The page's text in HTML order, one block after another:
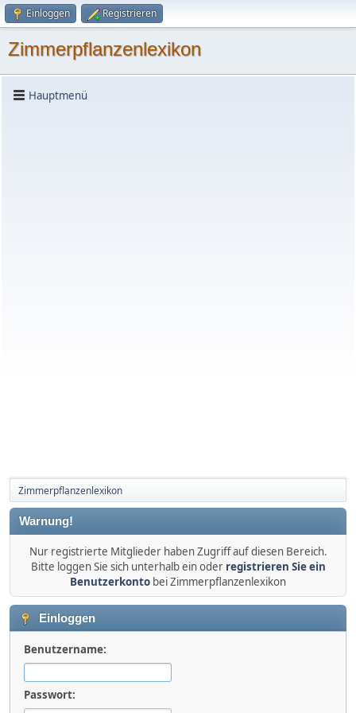
Einloggen Registrieren
Zimmerpflanzenlexikon
Hauptmenü
Zimmerpflanzenlexikon
Warnung!
Nur registrierte Mitglieder haben Zugriff auf diesen Bereich.
Bitte loggen Sie sich unterhalb ein oder registrieren Sie ein
Benutzerkonto bei Zimmerpflanzenlexikon
Einloggen
Benutzername:
Passwort: